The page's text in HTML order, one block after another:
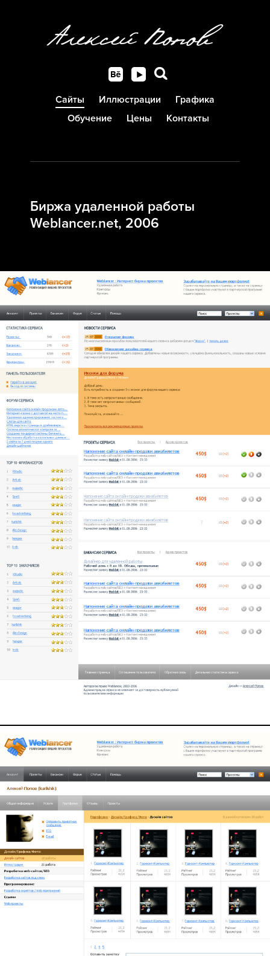
Сайты Иллюстрации
Графика
Обучение
Цены Контакты
Биржа удаленной работы
Weblancer.net, 2006